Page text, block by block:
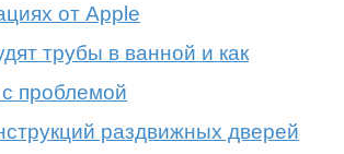
от Apple
трубы в ванной и как
проблемой
раздвижных дверей